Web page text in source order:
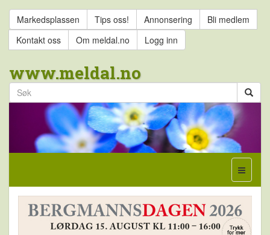
Markedsplassen Tips oss! Annonsering
Bli medlem
Kontakt oss
Om meldal.no Logg inn
www.meldal.no